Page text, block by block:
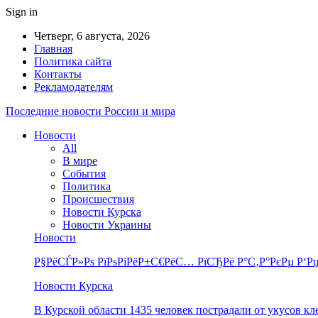
Sign in
Четверг, 6 августа, 2026
Главная
Политика сайта
Контакты
Рекламодателям
Последние новости России и мира
Новости
All
В мире
События
Политика
Происшествия
Новости Курска
Новости Украины
Новости
Р§РёСЃР»Рѕ РїРѕРіРёР±С€РёС… РїСЂРё Р°С‚Р°РєРµ
Новости Курска
В Курской области 1435 человек пострадали от укусов